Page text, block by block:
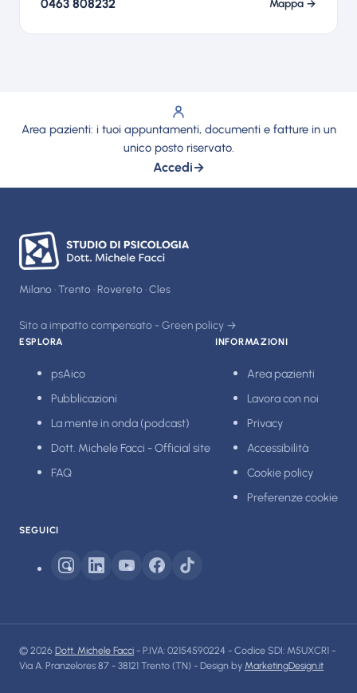
0463 808232 Mappa →
Area pazienti: i tuoi appuntamenti, documenti e fatture in un
unico posto riservato.
Accedi→
Milano · Trento · Rovereto · Cles
Sito a impatto compensato - Green policy →
ESPLORA
psAico
Pubblicazioni
La mente in onda (podcast)
Dott. Michele Facci - Official site
FAQ
INFORMAZIONI
Area pazienti
Lavora con noi
Privacy
Accessibilità
Cookie policy
Preferenze cookie
SEGUICI
© 2026 Dott. Michele Facci - P.IVA: 02154590224 - Codice SDI: M5UXCR1 -
Via A. Pranzelores 87 - 38121 Trento (TN) - Design by MarketingDesign.it